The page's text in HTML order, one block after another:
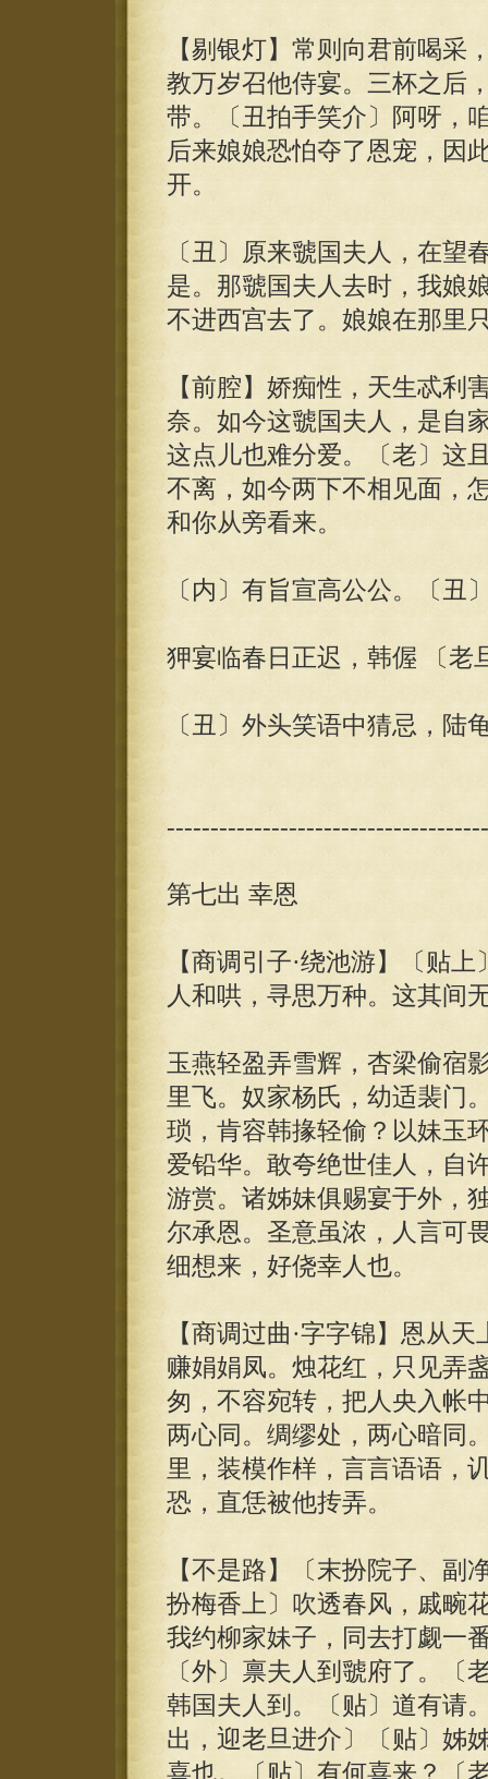
【剔银灯】常则向君前喝采
教万岁召他侍宴。三杯之后
带。〔丑拍手笑介〕阿呀，
后来娘娘恐怕夺了恩宠，因
开。
〔丑〕原来虢国夫人，在望
是。那虢国夫人去时，我娘
不进西宫去了。娘娘在那里
【前腔】娇痴性，天生忒利
奈。如今这虢国夫人，是自
这点儿也难分爱。〔老〕这
不离，如今两下不相见面，
和你从旁看来。
〔内〕有旨宣高公公。〔丑
狎宴临春日正迟，韩偓 〔老
〔丑〕外头笑语中猜忌，陆
第七出 幸恩
【商调引子·绕池游】〔贴
人和哄，寻思万种。这其间
玉燕轻盈弄雪辉，杏梁偷宿
里飞。奴家杨氏，幼适裴门
琐，肯容韩掾轻偷？以妹玉
爱铅华。敢夸绝世佳人，自
游赏。诸姊妹俱赐宴于外，
尔承恩。圣意虽浓，人言可
细想来，好侥幸人也。
【商调过曲·字字锦】恩从
赚娟娟凤。烛花红，只见弄
匆，不容宛转，把人央入帐
两心同。绸缪处，两心暗同
里，装模作样，言言语语，
恐，直恁被他抟弄。
【不是路】〔末扮院子、副
扮梅香上〕吹透春风，戚畹
我约柳家妹子，同去打觑一
〔外〕禀夫人到虢府了。〔
韩国夫人到。〔贴〕道有请
出，迎老旦进介〕〔贴〕姊
喜也。〔贴〕有何喜来？〔